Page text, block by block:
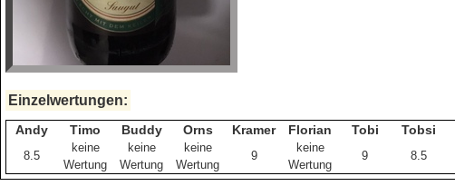
Einzelwertungen:
Andy Timo Buddy Orns Kramer Florian Tobi Tobsi
8.5
keine
Wertung
keine
Wertung
keine
Wertung
9
keine
Wertung
9 8.5